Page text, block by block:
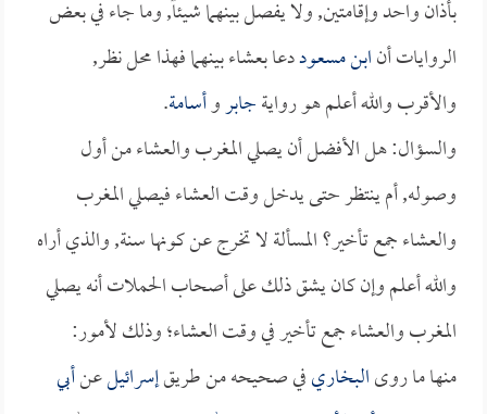
بأذان واحد وإقامتين, ولا يفصل بينهما شيئاً, وما جاء في بعض
الروايات أنابن مسعوددعا بعشاء بينهما فهذا محل نظر,
والأقرب والله أعلم هو روايةجابروأسامة.
والسؤال: هل الأفضل أن يصلي المغرب والعشاء من أول
وصوله, أم ينتظر حتى يدخل وقت العشاء فيصلي المغرب
والعشاء جمع تأخير؟ المسألة لا تخرج عن كونها سنة, والذي أراه
والله أعلم وإن كان يشق ذلك على أصحاب الحملات أنه يصلي
المغرب والعشاء جمع تأخير في وقت العشاء؛ وذلك لأمور:
منها ما روىالبخاريفي صحيحه من طريقإسرائيلعنأبي